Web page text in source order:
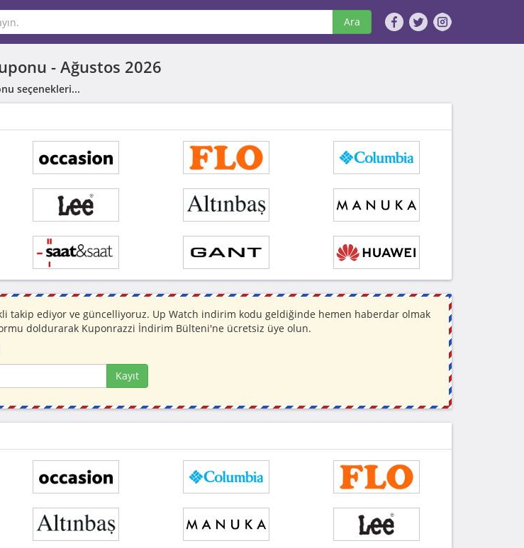
Ara
- Ağustos 2026
seçenekleri...
takip ediyor ve güncelliyoruz. Up Watch indirim kodu geldiğinde hemen haberdar olmak
doldurarak Kuponrazzi İndirim Bülteni'ne ücretsiz üye olun.
Kayıt